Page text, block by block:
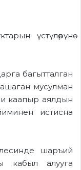
үстүлөрүнө
багытталган
мусулман
каапыр аялдын
инен истисна
шаръий
кабыл алууга